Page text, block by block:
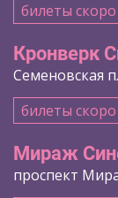
билеты
Кронверк
Семеновская
билеты
Мираж
проспект